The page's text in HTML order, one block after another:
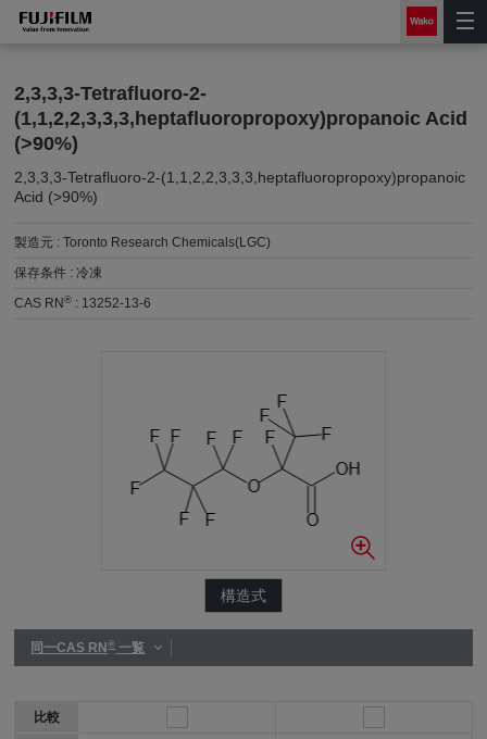
2,3,3,3-Tetrafluoro-2-
(1,1,2,2,3,3,3,heptafluoropropoxy)propanoic Acid
(>90%)
2,3,3,3-Tetrafluoro-2-(1,1,2,2,3,3,3,heptafluoropropoxy)propanoic
Acid (>90%)
製造元 :Toronto Research Chemicals(LGC)
保存条件 :冷凍
CAS RN® : 13252-13-6
構造式
同一CAS RN®一覧
比較